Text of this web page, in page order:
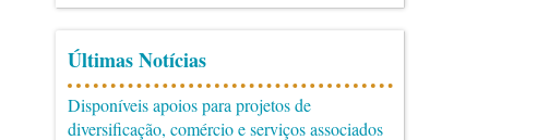
Últimas Notícias
Disponíveis apoios para projetos de
diversificação, comércio e serviços associados